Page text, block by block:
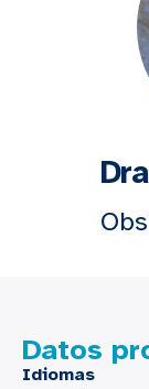
Datos
Idiomas